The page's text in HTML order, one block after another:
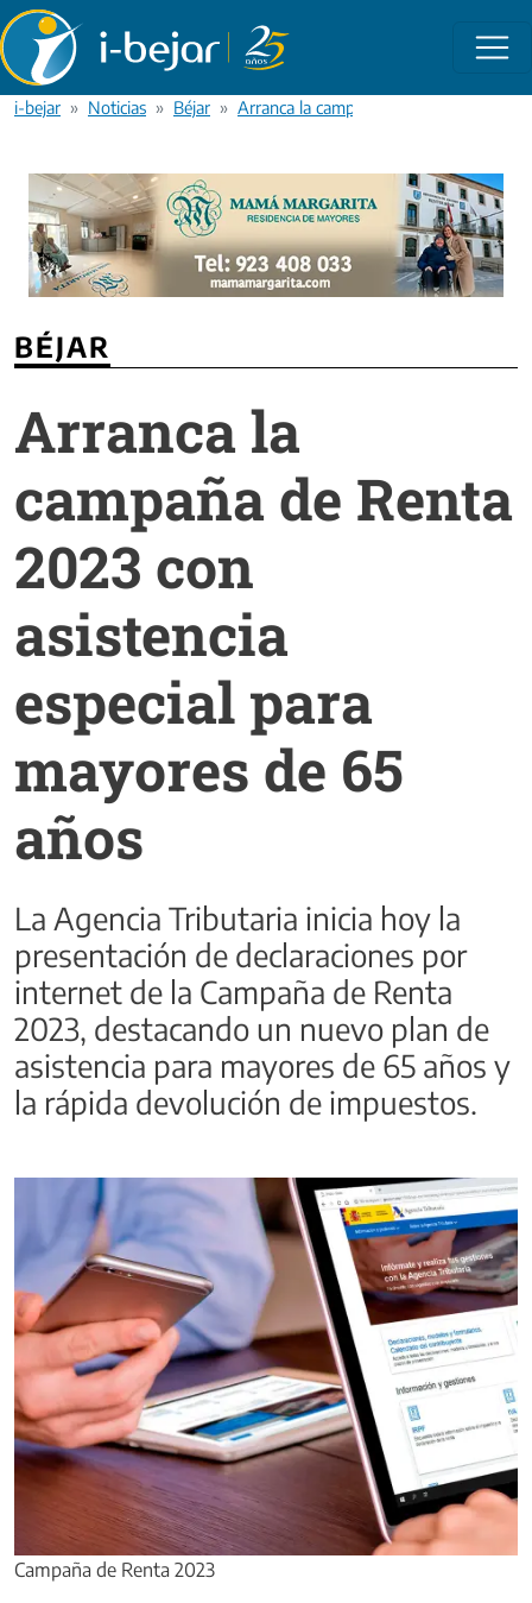
Pasar al contenido principal
i-bejar Noticias Béjar Arranca la campaña de Renta 2023 con
BÉJAR
Arranca la
campaña de Renta
2023 con
asistencia
especial para
mayores de 65
años
La Agencia Tributaria inicia hoy la
presentación de declaraciones por
internet de la Campaña de Renta
2023, destacando un nuevo plan de
asistencia para mayores de 65 años y
la rápida devolución de impuestos.
Campaña de Renta 2023